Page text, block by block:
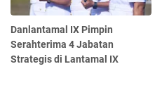
Danlantamal IX Pimpin
Serahterima 4 Jabatan
Strategis di Lantamal IX